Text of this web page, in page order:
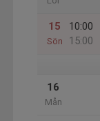
15
Sön
10:00
15:00
16
Mån